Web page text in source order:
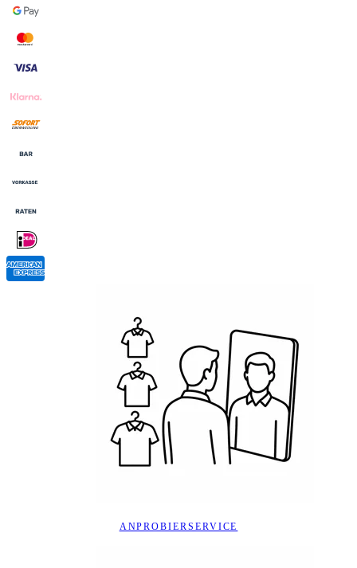
ANPROBIERSERVICE